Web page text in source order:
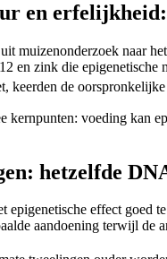
en
muizenonderzoek naar
en zink die epigenetische
keerden de
kernpunten: voeding kan
hetzelfde
epigenetische effect goed
aandoening terwijl de